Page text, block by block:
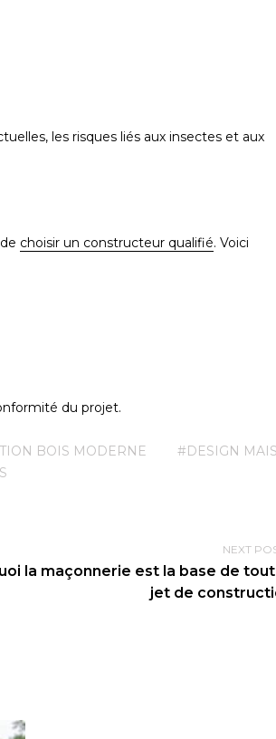
les risques liés aux insectes et aux
choisir un constructeur qualifié. Voici
du projet.
BOIS MODERNE
#DESIGN
NEXT
la maçonnerie est la base de
jet de